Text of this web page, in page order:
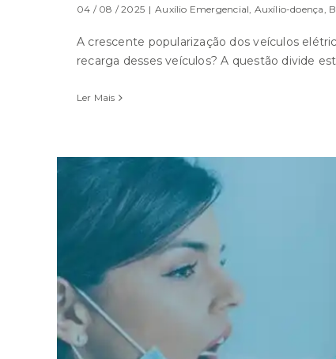
04 / 08 / 2025 | Auxílio Emergencial, Auxílio-doença,
A crescente popularização dos veículos
recarga desses veículos? A questão divide
Ler Mais